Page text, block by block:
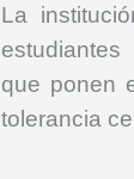
La
que ponen
tolerancia